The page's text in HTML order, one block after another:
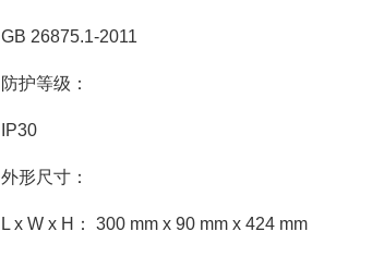
GB 26875.1-2011
防护等级：
IP30
外形尺寸：
L x W x H： 300 mm x 90 mm x 424 mm